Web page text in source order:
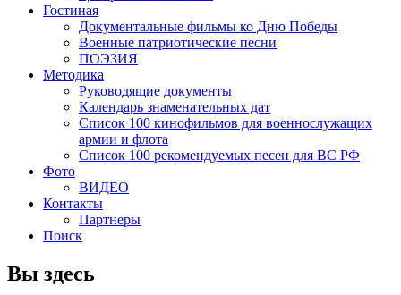
Гостиная
Документальные фильмы ко Дню Победы
Военные патриотические песни
ПОЭЗИЯ
Методика
Руководящие документы
Календарь знаменательных дат
Список 100 кинофильмов для военнослужащих
армии и флота
Список 100 рекомендуемых песен для ВС РФ
Фото
ВИДЕО
Контакты
Партнеры
Поиск
Вы здесь